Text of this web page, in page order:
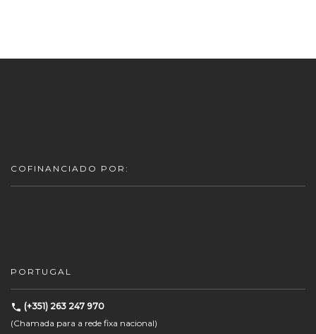
COFINANCIADO POR:
PORTUGAL
(+351) 263 247 970
(Chamada para a rede fixa nacional)